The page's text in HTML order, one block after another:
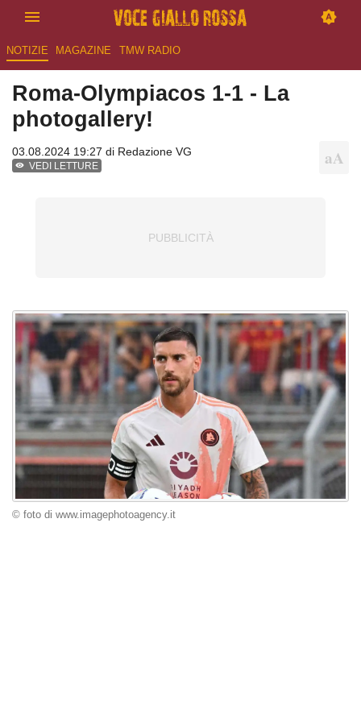
NOTIZIE MAGAZINE TMW RADIO
Roma-Olympiacos 1-1 - La
photogallery!
03.08.2024 19:27 di Redazione VG
VEDI LETTURE
© foto di www.imagephotoagency.it